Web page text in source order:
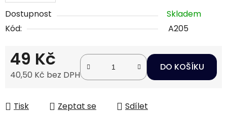
Dostupnost
Skladem
Kód:
A205
49 Kč
40,50 Kč bez DPH
DO KOŠÍKU
Tisk Zeptat se Sdílet